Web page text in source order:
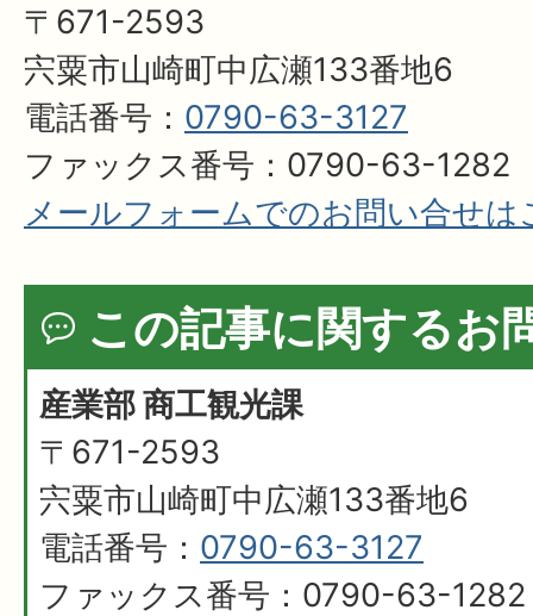
〒671-2593
宍粟市山崎町中広瀬133番地6
電話番号： 0790-63-3127
ファックス番号：0790-63-1282
メールフォームでのお問い合せは
この記事に関するお
産業部 商工観光課
〒671-2593
宍粟市山崎町中広瀬133番地6
電話番号： 0790-63-3127
ファックス番号：0790-63-1282